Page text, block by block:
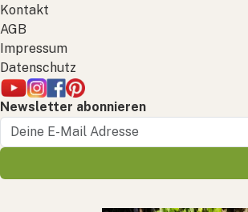
Kontakt
AGB
Impressum
Datenschutz
Newsletter abonnieren